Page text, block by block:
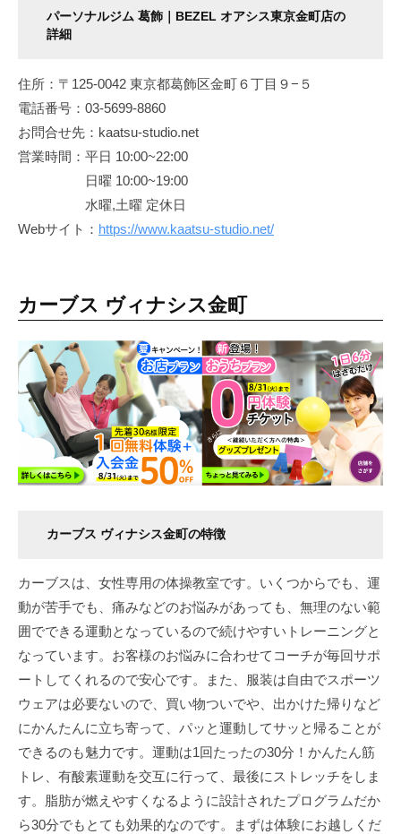
パーソナルジム 葛飾｜BEZEL オアシス東京金町店の
詳細
住所：〒125-0042 東京都葛飾区金町６丁目９−５
電話番号：03-5699-8860
お問合せ先：kaatsu-studio.net
営業時間：平日 10:00~22:00
日曜 10:00~19:00
水曜,土曜 定休日
Webサイト： https://www.kaatsu-studio.net/
カーブス ヴィナシス金町
カーブス ヴィナシス金町の特徴
カーブスは、女性専用の体操教室です。いくつからでも、運
動が苦手でも、痛みなどのお悩みがあっても、無理のない範
囲でできる運動となっているので続けやすいトレーニングと
なっています。お客様のお悩みに合わせてコーチが毎回サポ
ートしてくれるので安心です。また、服装は自由でスポーツ
ウェアは必要ないので、買い物ついでや、出かけた帰りなど
にかんたんに立ち寄って、パッと運動してサッと帰ることが
できるのも魅力です。運動は1回たったの30分！かんたん筋
トレ、有酸素運動を交互に行って、最後にストレッチをしま
す。脂肪が燃えやすくなるように設計されたプログラムだか
ら30分でもとても効果的なのです。まずは体験にお越しくだ